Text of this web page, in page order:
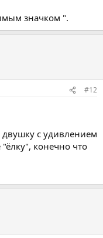
значком ".
#12
двушку с удивлением
конечно что